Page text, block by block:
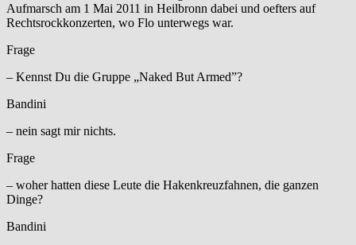
Aufmarsch am 1 Mai 2011 in Heilbronn dabei und oefters auf
Rechtsrockkonzerten, wo Flo unterwegs war.
Frage
– Kennst Du die Gruppe „Naked But Armed”?
Bandini
– nein sagt mir nichts.
Frage
– woher hatten diese Leute die Hakenkreuzfahnen, die ganzen
Dinge?
Bandini